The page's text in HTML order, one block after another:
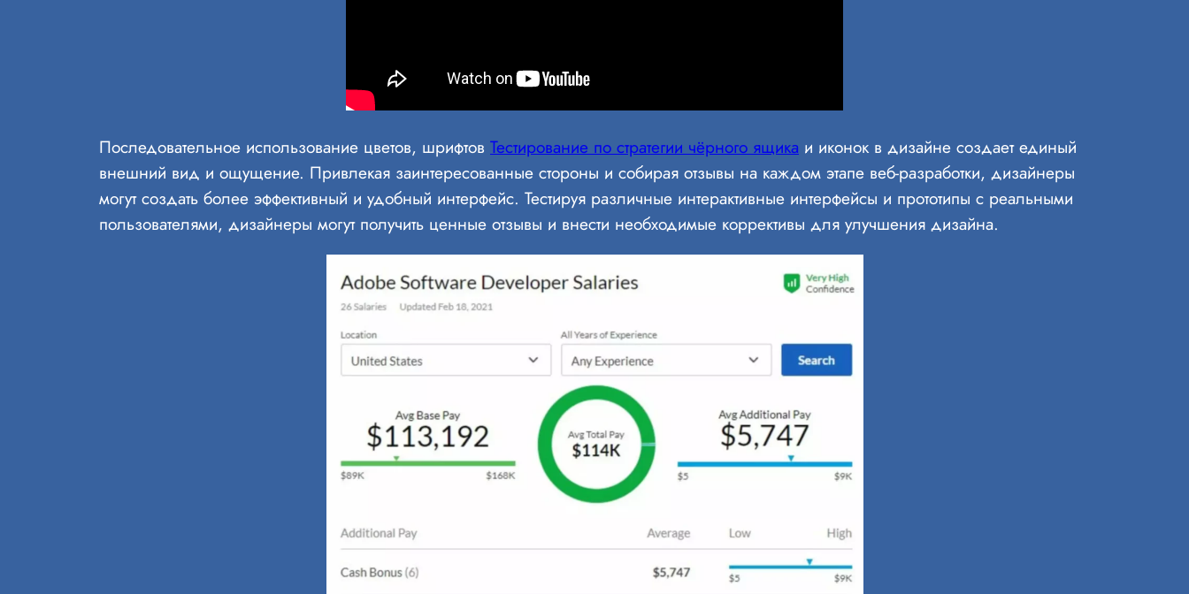
Последовательное использование цветов, шрифтов Тестирование по стратегии чёрного ящика и иконок в дизайне создает единый
внешний вид и ощущение. Привлекая заинтересованные стороны и собирая отзывы на каждом этапе веб-разработки, дизайнеры
могут создать более эффективный и удобный интерфейс. Тестируя различные интерактивные интерфейсы и прототипы с реальными
пользователями, дизайнеры могут получить ценные отзывы и внести необходимые коррективы для улучшения дизайна.